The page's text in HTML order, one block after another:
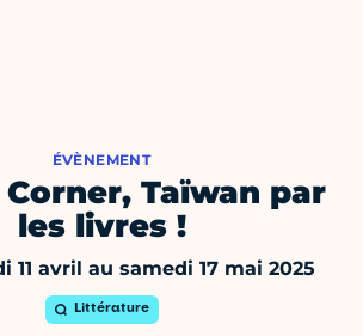
ÉVÈNEMENT
Taïwan par
les livres !
11 avril au samedi 17 mai 2025
Littérature